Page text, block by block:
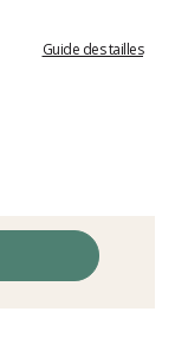
Guide des tailles